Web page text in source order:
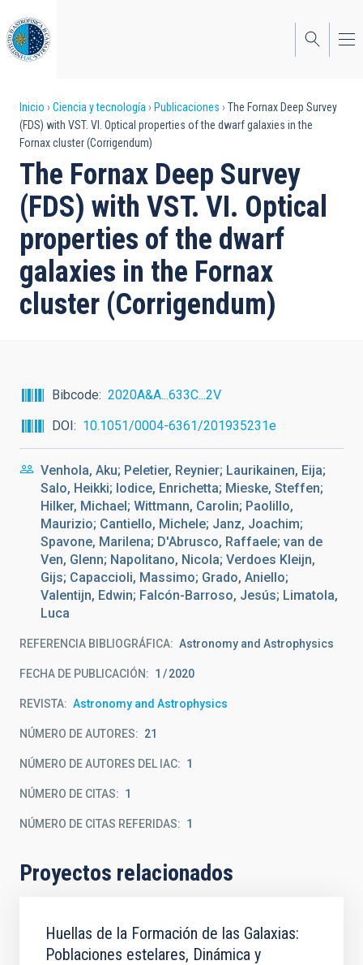
al
contenido
principal
Sobrescribir
enlaces
de
ayuda
a
la
navegación
Inicio Ciencia y tecnología Publicaciones
The Fornax Deep Survey
(FDS) with VST. VI. Optical properties of the dwarf galaxies in the
Fornax cluster (Corrigendum)
The Fornax Deep Survey
(FDS) with VST. VI. Optical
properties of the dwarf
galaxies in the Fornax
cluster (Corrigendum)
Bibcode
2020A&A...633C...2V
DOI
10.1051/0004-6361/201935231e
Venhola, Aku; Peletier, Reynier; Laurikainen, Eija;
Salo, Heikki; Iodice, Enrichetta; Mieske, Steffen;
Hilker, Michael; Wittmann, Carolin; Paolillo,
Maurizio; Cantiello, Michele; Janz, Joachim;
Spavone, Marilena; D'Abrusco, Raffaele; van de
Ven, Glenn; Napolitano, Nicola; Verdoes Kleijn,
Gijs; Capaccioli, Massimo; Grado, Aniello;
Valentijn, Edwin; Falcón-Barroso, Jesús; Limatola,
Luca
REFERENCIA BIBLIOGRÁFICA Astronomy and Astrophysics
FECHA DE PUBLICACIÓN: 1 2020
REVISTA Astronomy and Astrophysics
NÚMERO DE AUTORES 21
NÚMERO DE AUTORES DEL IAC 1
NÚMERO DE CITAS 1
NÚMERO DE CITAS REFERIDAS 1
Proyectos relacionados
Huellas de la Formación de las Galaxias:
Poblaciones estelares, Dinámica y